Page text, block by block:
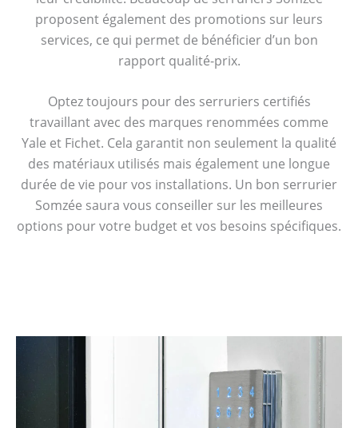
proposent également des promotions sur leurs
services, ce qui permet de bénéficier d’un bon
rapport qualité-prix.
Optez toujours pour des serruriers certifiés
travaillant avec des marques renommées comme
Yale et Fichet. Cela garantit non seulement la qualité
des matériaux utilisés mais également une longue
durée de vie pour vos installations. Un bon serrurier
Somzée saura vous conseiller sur les meilleures
options pour votre budget et vos besoins spécifiques.